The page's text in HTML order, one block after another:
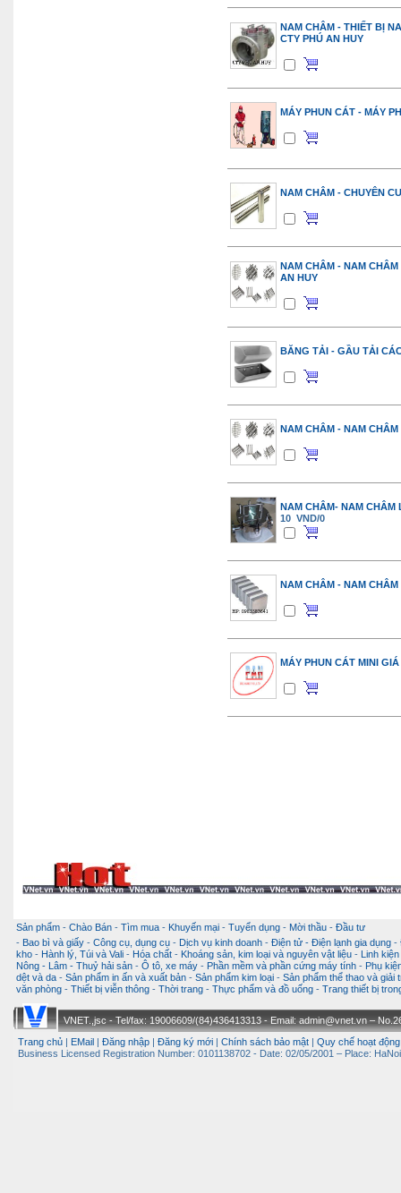
NAM CHÂM - THIẾT BỊ
CTY PHÚ AN HUY
MÁY PHUN CÁT - MÁY
NAM CHÂM - CHUYÊN
NAM CHÂM - NAM
AN HUY
BĂNG TẢI - GẦU TẢI
NAM CHÂM - NAM
NAM CHÂM- NAM CHÂM
10 VND/0
NAM CHÂM - NAM
MÁY PHUN CÁT MINI
Sản phẩm - Chào Bán - Tìm mua - Khuyến mại - Tuyển dụng - Mời thầu - Đầu tư
- Bao bì và giấy - Công cụ, dụng cụ - Dịch vụ kinh doanh - Điện tử - Điện lạnh gia dụng -
kho - Hành lý, Túi và Vali - Hóa chất - Khoáng sản, kim loại và nguyên vật liệu -
Linh
Nông - Lâm - Thuỷ hải sản - Ô tô, xe máy - Phần mềm và phần cứng máy tính - Phụ
dệt và da - Sản phẩm in ấn và xuất bản - Sản phẩm kim loại - Sản phẩm thể thao và giải
văn phòng - Thiết bị viễn thông - Thời trang - Thực phẩm và đồ uống - Trang thiết bị
VNET.,jsc - Tel/fax: 19006609/(84)436413313 - Email: admin@vnet.vn –
Trang chủ
EMail Đăng nhập Đăng ký mới Chính sách bảo mật Quy chế hoạt động
Business Licensed Registration Number: 0101138702 - Date: 02/05/2001 – Place: